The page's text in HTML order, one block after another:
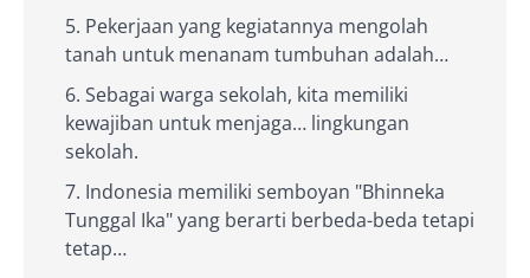
Pekerjaan yang kegiatannya mengolah
tanah untuk menanam tumbuhan adalah…
Sebagai warga sekolah, kita memiliki
kewajiban untuk menjaga… lingkungan
sekolah.
Indonesia memiliki semboyan "Bhinneka
Tunggal Ika" yang berarti berbeda-beda tetapi
tetap…